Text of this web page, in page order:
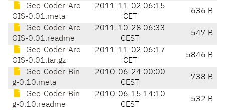
Geo-Coder-Arc
GIS-0.01.meta
2011-11-02 06:15
CET
636 B
Geo-Coder-Arc
GIS-0.01.readme
2011-10-28 06:33
CEST
547 B
Geo-Coder-Arc
GIS-0.01.tar.gz
2011-11-02 06:17
CET
5846 B
Geo-Coder-Bin
g-0.10.meta
2010-06-24 00:00
CEST
738 B
Geo-Coder-Bin
g-0.10.readme
2010-06-15 14:10
CEST
532 B